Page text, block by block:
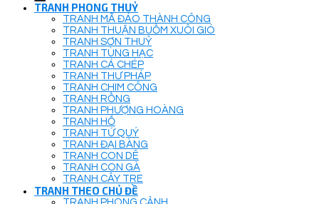
TRANH PHONG THUỶ
TRANH MÃ ĐÁO THÀNH CÔNG
TRANH THUẬN BUỒM XUÔI GIÓ
TRANH SƠN THUỶ
TRANH TÙNG HẠC
TRANH CÁ CHÉP
TRANH THƯ PHÁP
TRANH CHIM CÔNG
TRANH RỒNG
TRANH PHƯỢNG HOÀNG
TRANH HỔ
TRANH TỨ QUÝ
TRANH ĐẠI BÀNG
TRANH CON DÊ
TRANH CON GÀ
TRANH CÂY TRE
TRANH THEO CHỦ ĐỀ